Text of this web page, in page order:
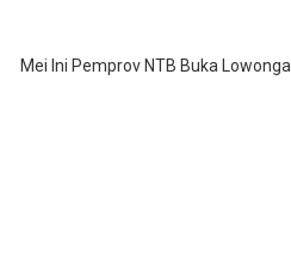
Mei Ini Pemprov NTB Buka